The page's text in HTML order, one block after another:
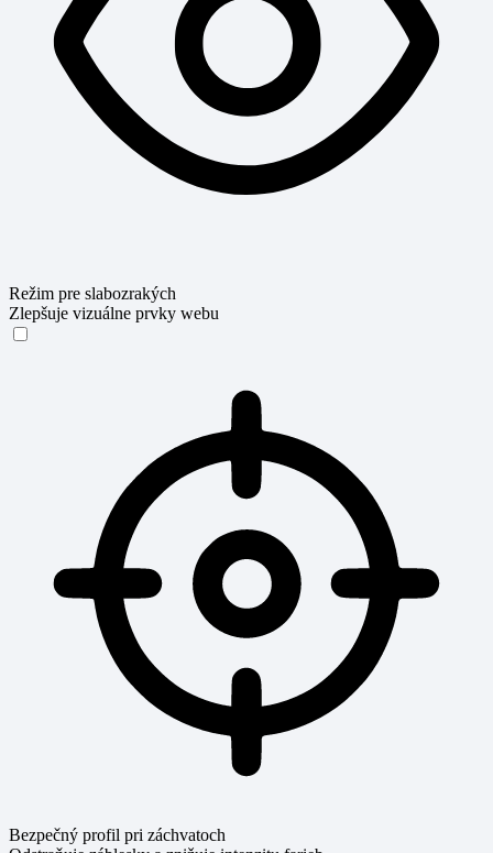
Režim pre slabozrakých
Zlepšuje vizuálne prvky webu
Bezpečný profil pri záchvatoch